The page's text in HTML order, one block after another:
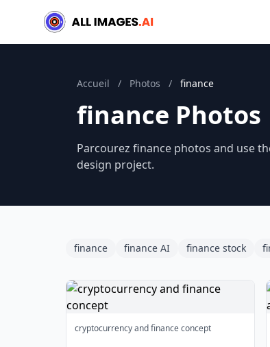
Accueil / Photos / finance
finance Photos
Parcourez finance photos and use
design project.
finance finance AI finance stock
cryptocurrency and finance concept